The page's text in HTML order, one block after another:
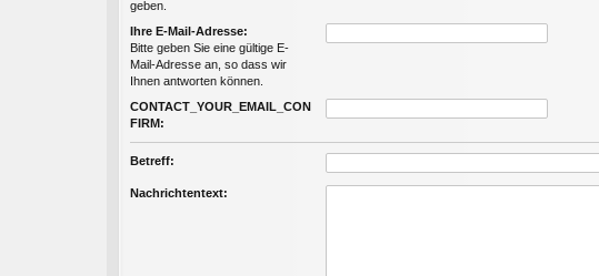
geben.
Ihre E-Mail-Adresse:
Bitte geben Sie eine gültige E-
Mail-Adresse an, so dass wir
Ihnen antworten können.
CONTACT_YOUR_EMAIL_CON
FIRM:
Betreff:
Nachrichtentext: